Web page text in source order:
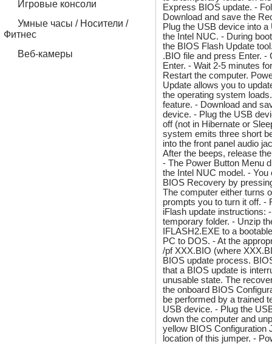
Игровые консоли
Умные часы / Носители /
Фитнес
Веб-камеры
Express BIOS update. -
Download and save the
Plug the USB device into
the Intel NUC. - During
the BIOS Flash Update
.BIO file and press Enter.
Enter. - Wait 2-5 minutes
Restart the computer.
Update allows you to
the operating system
feature. - Download and
device. - Plug the USB
off (not in Hibernate or
system emits three short
into the front panel audio
After the beeps, release
- The Power Button Menu
the Intel NUC model. -
BIOS Recovery by
The computer either turns
prompts you to turn it off. -
iFlash update instructions:
temporary folder. - Unzip
IFLASH2.EXE to a
PC to DOS. - At the
/pf XXX.BIO (where
BIOS update process.
that a BIOS update is
unusable state. The
the onboard BIOS
be performed by a trained
USB device. - Plug the
down the computer and
yellow BIOS Configuration
location of this jumper. -